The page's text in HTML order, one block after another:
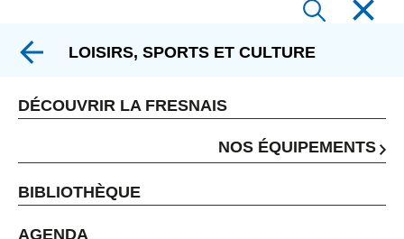
LOISIRS, SPORTS ET CULTURE
DÉCOUVRIR LA FRESNAIS
NOS ÉQUIPEMENTS
BIBLIOTHÈQUE
AGENDA